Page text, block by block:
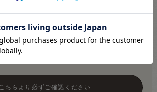
こちらより必ずご確認ください